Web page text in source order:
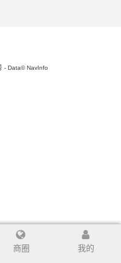
- Data© NavInfo
商圈 我的